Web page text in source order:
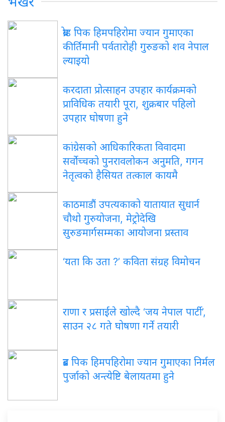
ब्रोड पिक हिमपहिरोमा ज्यान गुमाएका
कीर्तिमानी पर्वतारोही गुरुङको शव नेपाल
ल्याइयो
करदाता प्रोत्साहन उपहार कार्यक्रमको
प्राविधिक तयारी पूरा, शुक्रबार पहिलो
उपहार घोषणा हुने
कांग्रेसको आधिकारिकता विवादमा
सर्वोच्चको पुनरावलोकन अनुमति, गगन
नेतृत्वको हैसियत तत्काल कायमै
काठमाडौं उपत्यकाको यातायात सुधार्न
चौथो गुरुयोजना, मेट्रोदेखि
सुरुङमार्गसम्मका आयोजना प्रस्ताव
‘यता कि उता ?’ कविता संग्रह विमोचन
राणा र प्रसाईंले खोल्दै ‘जय नेपाल पार्टी’,
साउन २८ गते घोषणा गर्ने तयारी
ब्रड पिक हिमपहिरोमा ज्यान गुमाएका निर्मल
पुर्जाको अन्त्येष्टि बेलायतमा हुने